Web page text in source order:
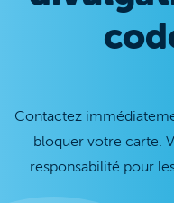
Contactez
bloquer votre carte.
responsabilité pour